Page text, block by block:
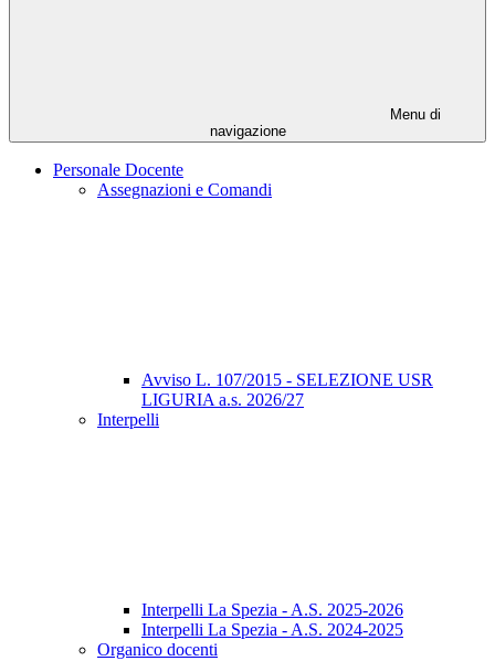
Menu di
navigazione
Personale Docente
Assegnazioni e Comandi
Avviso L. 107/2015 - SELEZIONE USR
LIGURIA a.s. 2026/27
Interpelli
Interpelli La Spezia - A.S. 2025-2026
Interpelli La Spezia - A.S. 2024-2025
Organico docenti